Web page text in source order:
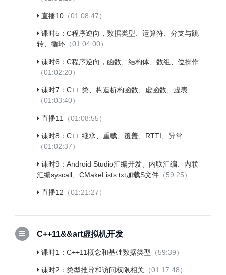
直播10 （01:08:47）
课时5：C程序逆向，数据类型、运算符、分支与跳
转、循环 （01:04:00）
课时6：C程序逆向，函数、结构体、数组、位操作
（01:02:20）
课时7：C++ 类、构造析构函数、虚函数、虚表
（01:03:40）
直播11 （01:08:55）
课时8：C++ 继承、重载、覆盖、RTTI、异常
（01:02:37）
课时9：Android Studio汇编开发、内联汇编、内联
汇编syscall、CMakeLists.txt加载S文件 （59:25）
直播12 （01:21:27）
C++11&&art虚拟机开发
课时1：C++11概念和基础数据类型 （59:39）
课时2：类型推导和访问权限相关 （01:17:48）